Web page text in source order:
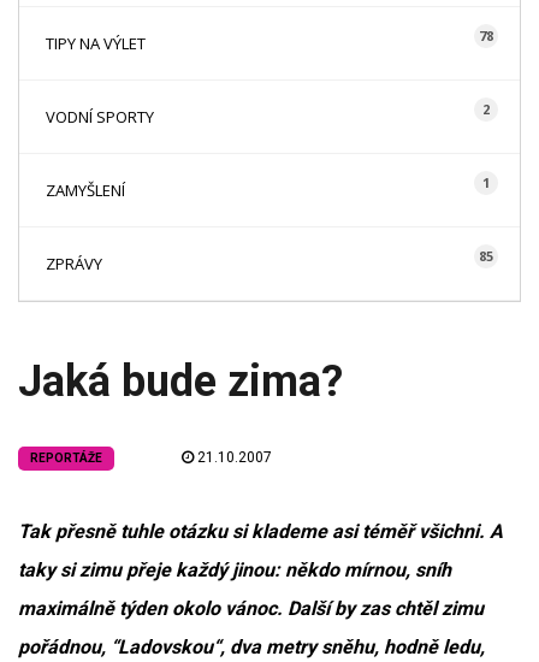
TIPY NA VÝLET 78
VODNÍ SPORTY 2
ZAMYŠLENÍ 1
ZPRÁVY 85
Jaká bude zima?
REPORTÁŽE 21.10.2007
Tak přesně tuhle otázku si klademe asi téměř všichni. A
taky si zimu přeje každý jinou: někdo mírnou, sníh
maximálně týden okolo vánoc. Další by zas chtěl zimu
pořádnou, “Ladovskou“, dva metry sněhu, hodně ledu,